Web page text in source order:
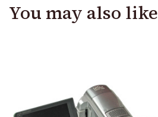
You may also like